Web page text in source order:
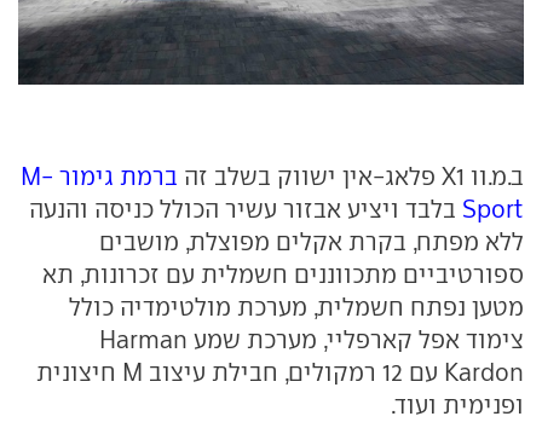
ב.מ.וו X1 פלאג-אין ישווק בשלב זה
ברמת גימור M-
Sport בלבד ויציע אבזור עשיר הכולל כניסה והנעה
ללא מפתח, בקרת אקלים מפוצלת, מושבים
ספורטיביים מתכווננים חשמלית עם זכרונות, תא
מטען נפתח חשמלית, מערכת מולטימדיה כולל
צימוד אפל קארפליי, מערכת שמע Harman
Kardon עם 12 רמקולים, חבילת עיצוב M חיצונית
ופנימית ועוד.